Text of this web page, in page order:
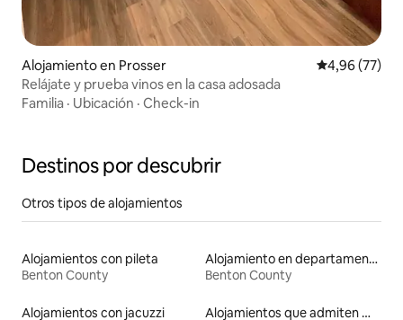
Alojamiento en Prosser Calificación
4,96 (77)
Relájate y prueba vinos en la casa adosada
Familia · Ubicación · Check-in
Destinos por descubrir
Otros tipos de alojamientos
Alojamientos con pileta
Benton County
Alojamiento en departamentos
Benton County
Alojamientos con jacuzzi Alojamientos que admiten mascotas